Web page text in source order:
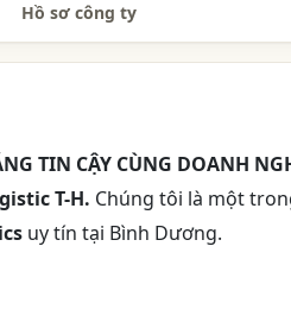
Hồ sơ công ty
TIN CẬY CÙNG DOANH
T-H. Chúng tôi là một
uy tín tại Bình Dương.